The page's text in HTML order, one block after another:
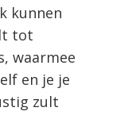
kunnen
tot
waarmee
en je je
zult